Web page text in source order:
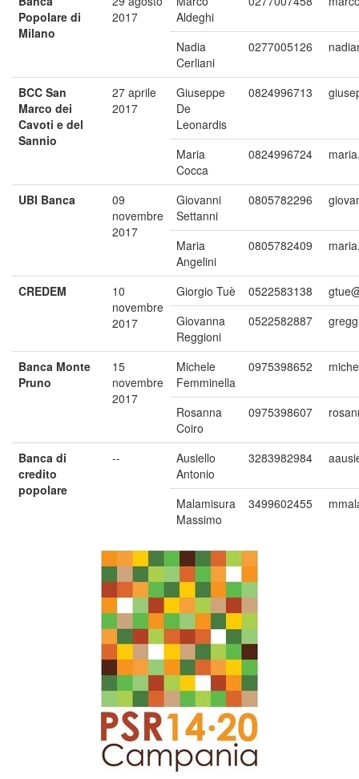
Popolare di
Milano
2017
Aldeghi
Nadia
Cerliani
0277005126
BCC San
Marco dei
Cavoti e del
Sannio
27 aprile
2017
Giuseppe
De
Leonardis
0824996713
Maria
Cocca
0824996724
UBI Banca
09
novembre
2017
Giovanni
Settanni
0805782296
Maria
Angelini
0805782409
CREDEM
10
novembre
2017
Giorgio Tuè 0522583138
Giovanna
Reggioni
0522582887
Banca Monte
Pruno
15
novembre
2017
Michele
Femminella
0975398652
Rosanna
Coiro
0975398607
Banca di
credito
popolare
--
Ausiello
Antonio
3283982984
Malamisura
Massimo
3499602455